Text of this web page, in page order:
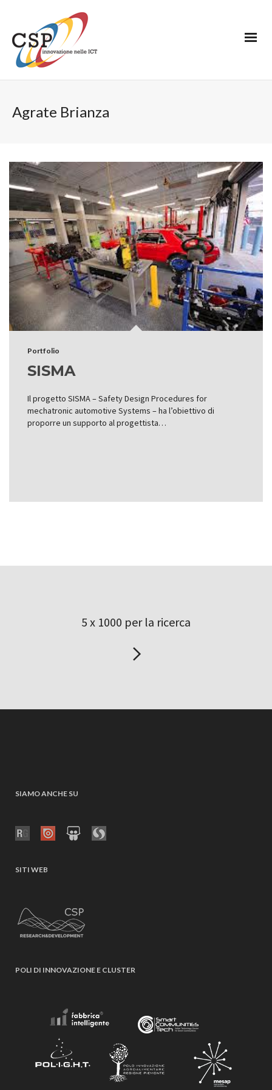
Agrate Brianza
Portfolio
SISMA
Il progetto SISMA – Safety Design Procedures for
mechatronic automotive Systems – ha l’obiettivo di
proporre un supporto al progettista…
5 x 1000 per la ricerca
SIAMO ANCHE SU
SITI WEB
POLI DI INNOVAZIONE E CLUSTER